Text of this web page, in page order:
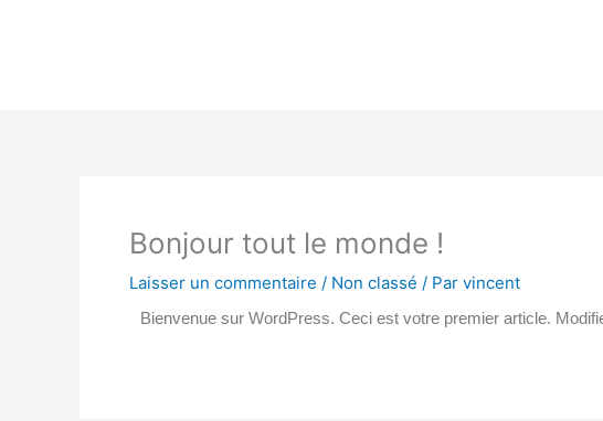
Bonjour tout le monde !
Laisser un commentaire / Non classé / Par vincent
Bienvenue sur WordPress. Ceci est votre premier article.